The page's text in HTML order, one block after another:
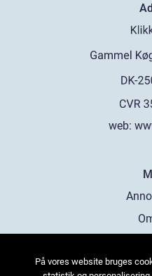
web:
På vores website bruges